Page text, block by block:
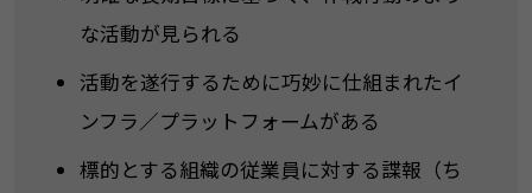
な活動が見られる
活動を遂行するために巧妙に仕組まれたイ
ンフラ／プラットフォームがある
標的とする組織の従業員に対する諜報（ち